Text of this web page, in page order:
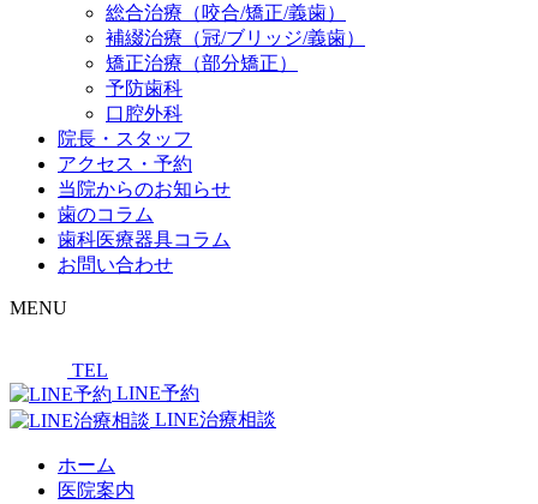
総合治療（咬合/矯正/義歯）
補綴治療（冠/ブリッジ/義歯）
矯正治療（部分矯正）
予防歯科
口腔外科
院長・スタッフ
アクセス・予約
当院からのお知らせ
歯のコラム
歯科医療器具コラム
お問い合わせ
MENU
TEL
LINE予約
LINE治療相談
ホーム
医院案内